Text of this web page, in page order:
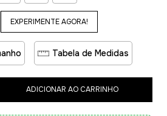
EXPERIMENTE AGORA!
Tabela de Medidas